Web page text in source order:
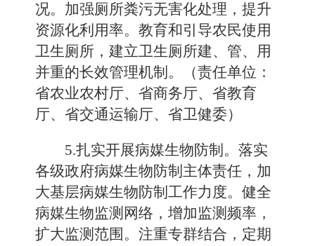
况。加强厕所粪污无害化处理，提升
资源化利用率。教育和引导农民使用
卫生厕所，建立卫生厕所建、管、用
并重的长效管理机制。（责任单位：
省农业农村厅、省商务厅、省教育
厅、省交通运输厅、省卫健委）
5.扎实开展病媒生物防制。落实
各级政府病媒生物防制主体责任，加
大基层病媒生物防制工作力度。健全
病媒生物监测网络，增加监测频率，
扩大监测范围。注重专群结合，定期